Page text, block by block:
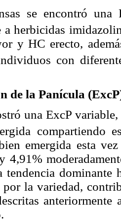
se encontró una
a herbicidas
y HC erecto,
con
de la Panícula
una ExcP
compartiendo
emergida esta
4,91%
tendencia dominante
por la variedad,